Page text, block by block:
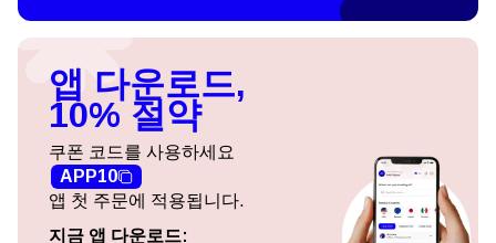
앱 다운로드,
10% 절약
쿠폰 코드를 사용하세요
APP10
앱 첫 주문에 적용됩니다.
지금 앱 다운로드: